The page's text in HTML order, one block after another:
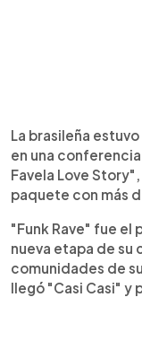
La brasileña
en una
Favela Love
paquete con más
"Funk Rave" fue el
nueva etapa de su
comunidades de
llegó "Casi Casi" y